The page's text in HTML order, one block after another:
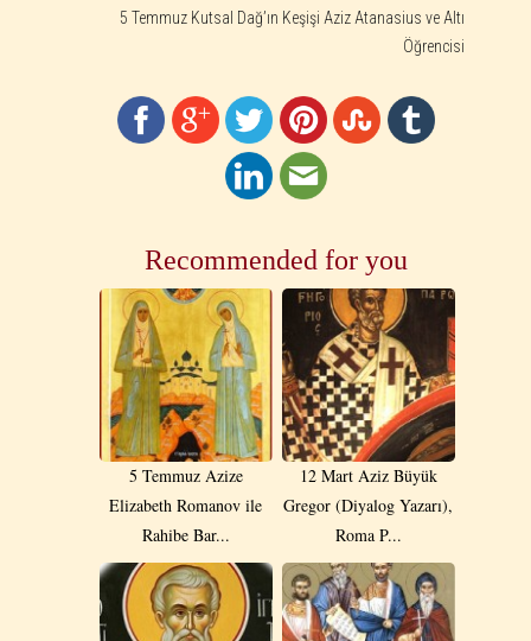
5 Temmuz Kutsal Dağ’ın Keşişi Aziz Atanasius ve Altı
Öğrencisi
Recommended for you
5 Temmuz Azize
Elizabeth Romanov ile
Rahibe Bar...
12 Mart Aziz Büyük
Gregor (Diyalog Yazarı),
Roma P...